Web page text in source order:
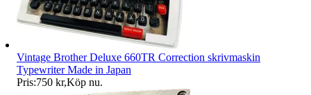
Vintage Brother Deluxe 660TR Correction skrivmaskin
Typewriter Made in Japan
Pris:750 kr,Köp nu.